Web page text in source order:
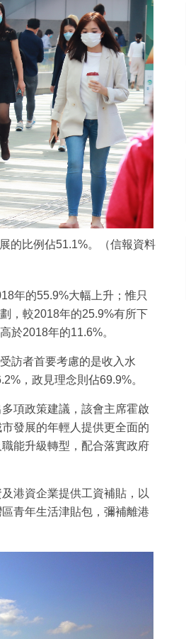
的比例佔51.1%。（信報資料
年的55.9%大幅上升；惟只
，較2018年的25.9%有所下
於2018年的11.6%。
訪者首要考慮的是收入水
，政見理念則佔69.9%。
項政策建議，該會主席霍啟
發展的年輕人提供更全面的
能升級轉型，配合落實政府
港資企業提供工資補貼，以
青年生活津貼包，彌補離港